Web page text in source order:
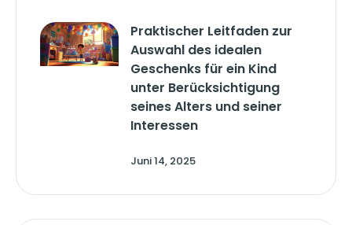
Praktischer Leitfaden zur
Auswahl des idealen
Geschenks für ein Kind
unter Berücksichtigung
seines Alters und seiner
Interessen
Juni 14, 2025